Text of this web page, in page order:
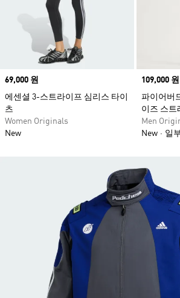
Price
69,000 원
에센셜 3-스트라이프 심리스 타이
츠
Women Originals
New
Price
109,000 원
파이어버
이즈 스트
Men
New
일